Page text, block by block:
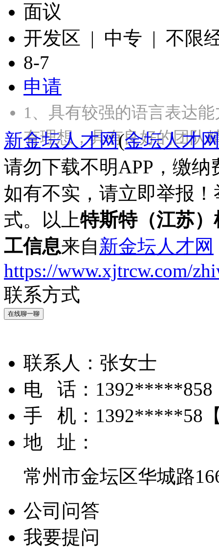
面议
开发区 | 中专 | 不限
8-7
申请
1、具有较强的语言表达
有理想，具有良好的团
新金坛人才网(金坛人才
请勿下载不明APP，缴
如有不实，请立即举报
式。以上特斯特（江苏
工信息来自新金坛人才网
https://www.xjtrcw.com/
联系方式
在线聊一聊
联系人： 张女士
电 话： 1392*****858
手 机： 1392*****58
地 址：
常州市金坛区华城路
公司问答
我要提问